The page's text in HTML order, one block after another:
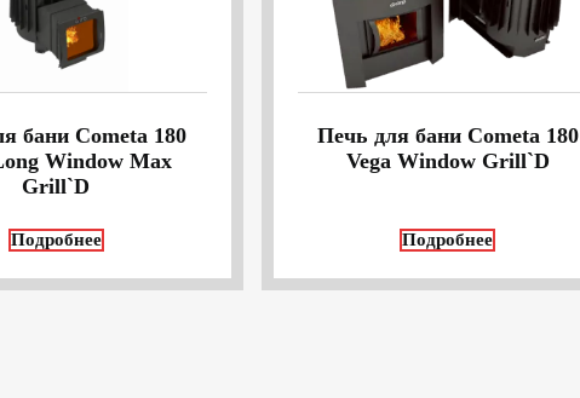
бани Cometa 180
Window Max
Grill`D
Подробнее
Печь для бани Cometa 180
Vega Window Grill`D
Подробнее